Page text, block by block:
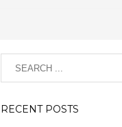
RECENT POSTS